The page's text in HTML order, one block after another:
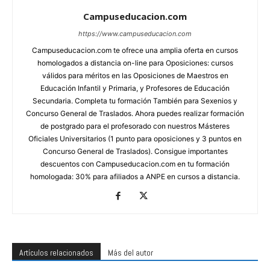
Campuseducacion.com
https://www.campuseducacion.com
Campuseducacion.com te ofrece una amplia oferta en cursos
homologados a distancia on-line para Oposiciones: cursos
válidos para méritos en las Oposiciones de Maestros en
Educación Infantil y Primaria, y Profesores de Educación
Secundaria. Completa tu formación También para Sexenios y
Concurso General de Traslados. Ahora puedes realizar formación
de postgrado para el profesorado con nuestros Másteres
Oficiales Universitarios (1 punto para oposiciones y 3 puntos en
Concurso General de Traslados). Consigue importantes
descuentos con Campuseducacion.com en tu formación
homologada: 30% para afiliados a ANPE en cursos a distancia.
Artículos relacionados Más del autor